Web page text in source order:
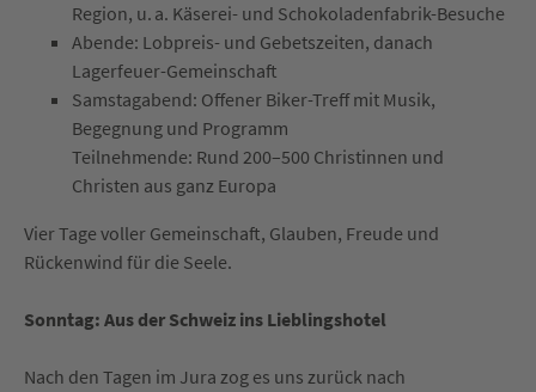
Region, u. a. Käserei- und Schokoladenfabrik-Besuche
Abende: Lobpreis- und Gebetszeiten, danach
Lagerfeuer-Gemeinschaft
Samstagabend: Offener Biker-Treff mit Musik,
Begegnung und Programm
Teilnehmende: Rund 200–500 Christinnen und
Christen aus ganz Europa
Vier Tage voller Gemeinschaft, Glauben, Freude und
Rückenwind für die Seele.
Sonntag: Aus der Schweiz ins Lieblingshotel
Nach den Tagen im Jura zog es uns zurück nach